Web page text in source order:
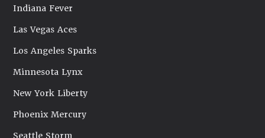
Indiana Fever
Las Vegas Aces
Los Angeles Sparks
Minnesota Lynx
New York Liberty
Phoenix Mercury
Seattle Storm